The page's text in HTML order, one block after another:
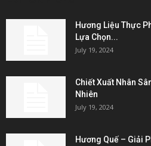
Hương Liệu Thực
Lựa Chọn...
July 19, 2024
Chiết Xuất Nhân
Nhiên
July 19, 2024
Hương Quế – Giải